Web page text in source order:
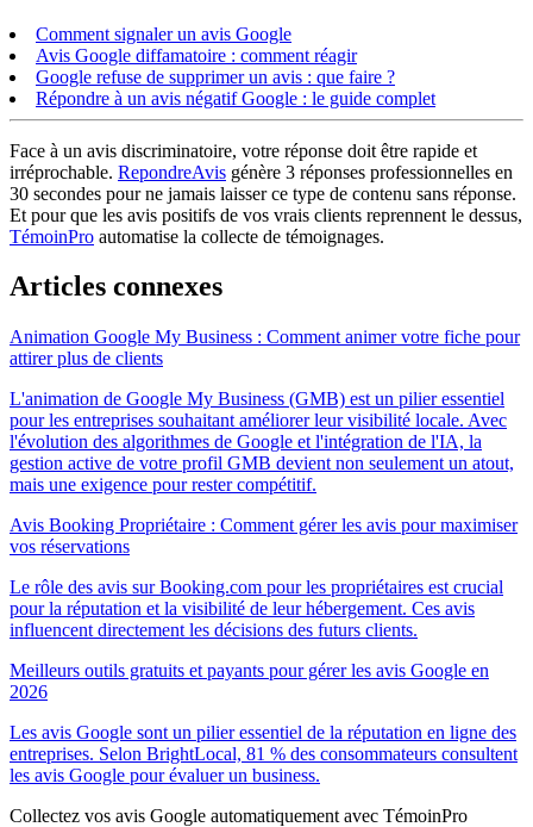
Comment signaler un avis Google
Avis Google diffamatoire : comment réagir
Google refuse de supprimer un avis : que faire ?
Répondre à un avis négatif Google : le guide complet
Face à un avis discriminatoire, votre réponse doit être rapide et
irréprochable. RepondreAvis génère 3 réponses professionnelles en
30 secondes pour ne jamais laisser ce type de contenu sans réponse.
Et pour que les avis positifs de vos vrais clients reprennent le dessus,
TémoinPro automatise la collecte de témoignages.
Articles connexes
Animation Google My Business : Comment animer votre fiche pour
attirer plus de clients
L'animation de Google My Business (GMB) est un pilier essentiel
pour les entreprises souhaitant améliorer leur visibilité locale. Avec
l'évolution des algorithmes de Google et l'intégration de l'IA, la
gestion active de votre profil GMB devient non seulement un atout,
mais une exigence pour rester compétitif.
Avis Booking Propriétaire : Comment gérer les avis pour maximiser
vos réservations
Le rôle des avis sur Booking.com pour les propriétaires est crucial
pour la réputation et la visibilité de leur hébergement. Ces avis
influencent directement les décisions des futurs clients.
Meilleurs outils gratuits et payants pour gérer les avis Google en
2026
Les avis Google sont un pilier essentiel de la réputation en ligne des
entreprises. Selon BrightLocal, 81 % des consommateurs consultent
les avis Google pour évaluer un business.
Collectez vos avis Google automatiquement avec TémoinPro